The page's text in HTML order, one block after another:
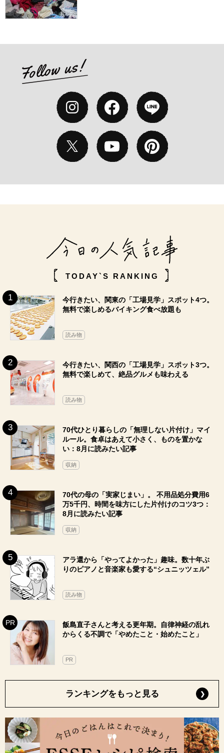
TODAY`S RANKING
今行きたい、関東の「工場見学」スポット4つ。
無料で楽しめるバイキング食べ放題も
読み物
今行きたい、関西の「工場見学」スポット3つ。
無料で楽しめて、絶品グルメも味わえる
読み物
70代ひとり暮らしの「無理しない片付け」マイ
ルール。食卓はあえて小さく、ものを置かな
い：8月に読みたい記事
収納
70代の母の「実家じまい」。 不用品処分費用6
万5千円、時間を味方にした片付けのコツ3つ：
8月に読みたい記事
収納
アラ還から「やってよかった」趣味。数十年ぶ
りのピアノと音楽家も愛する“シュニッツェル”
読み物
飯島直子さんと考える更年期。自律神経の乱れ
からくる不調で「やめたこと・始めたこと」
PR
ランキングをもっと見る